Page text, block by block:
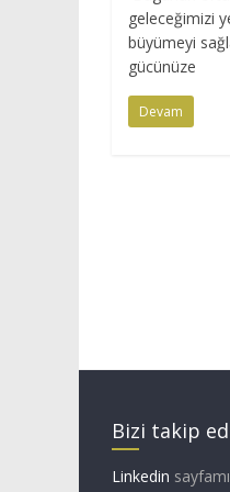
geleceğimizi
büyümeyi
gücünüze
Devam
Bizi takip
Linkedin